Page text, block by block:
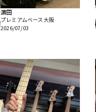
濵田
プレミアムベース大阪
2026/07/03